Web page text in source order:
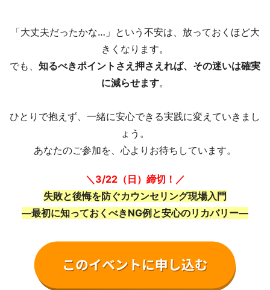
「大丈夫だったかな…」という不安は、放っておくほど大
きくなります。
でも、 知るべきポイントさえ押さえれば、その迷いは確実
に減らせます。
ひとりで抱えず、一緒に安心できる実践に変えていきまし
ょう。
あなたのご参加を、心よりお待ちしています。
＼3/22（日）締切！／
失敗と後悔を防ぐカウンセリング現場入門
―最初に知っておくべきNG例と安心のリカバリー―